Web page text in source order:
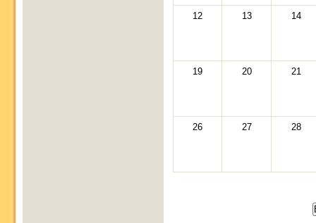
12 13 14
19 20 21
26 27 28